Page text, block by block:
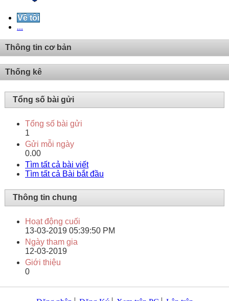
Về tôi
...
Thông tin cơ bản
Thống kê
Tổng số bài gửi
Tổng số bài gửi
1
Gửi mỗi ngày
0.00
Tìm tất cả bài viết
Tìm tất cả Bài bắt đầu
Thông tin chung
Hoạt động cuối
13-03-2019 05:39:50 PM
Ngày tham gia
12-03-2019
Giới thiệu
0